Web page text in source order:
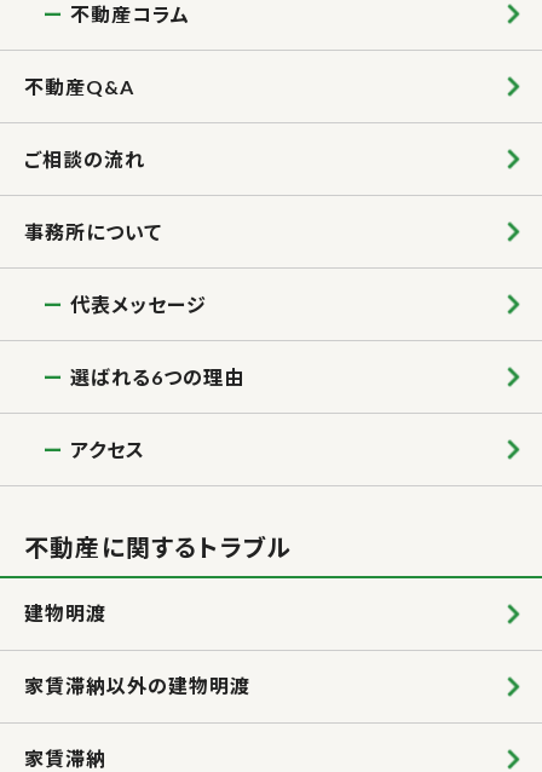
不動産コラム
不動産Q&A
ご相談の流れ
事務所について
代表メッセージ
選ばれる6つの理由
アクセス
不動産に関するトラブル
建物明渡
家賃滞納以外の建物明渡
家賃滞納